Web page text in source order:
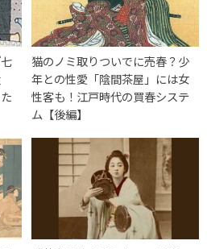
猫のノミ取りついでに売春？少
年との性愛「陰間茶屋」には女
性客も！江戸時代の買春システ
ム【後編】